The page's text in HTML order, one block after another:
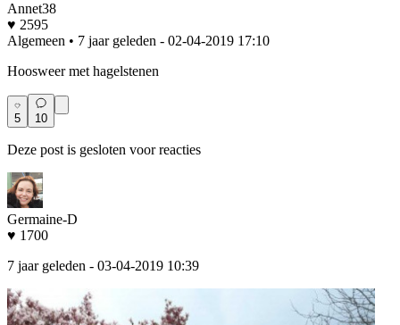
Annet38
♥ 2595
Algemeen • 7 jaar geleden - 02-04-2019 17:10
Hoosweer met hagelstenen
5 10
Deze post is gesloten voor reacties
Germaine-D
♥ 1700
7 jaar geleden - 03-04-2019 10:39